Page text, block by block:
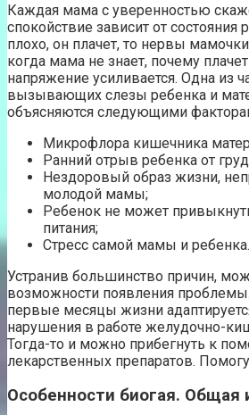
Каждая мама с уверенностью
спокойствие зависит от состояния
плохо, он плачет, то нервы
когда мама не знает, почему
напряжение усиливается. Одна из
вызывающих слезы ребенка и
объясняются следующими
Микрофлора кишечника
Ранний отрыв ребенка от
Нездоровый образ жизни,
молодой мамы;
Ребенок не может
питания;
Стресс самой мамы и ребенка.
Устранив большинство причин,
возможности появления
первые месяцы жизни
нарушения в работе желудочно-
Тогда-то и можно прибегнуть к
лекарственных препаратов.
Особенности биогая. Общая